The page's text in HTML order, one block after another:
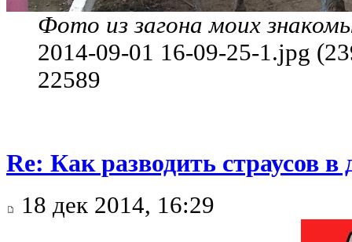
Фото из загона моих
2014-09-01 16-09-25-1.jpg
22589
Re: Как разводить страусов
18 дек 2014, 16:29